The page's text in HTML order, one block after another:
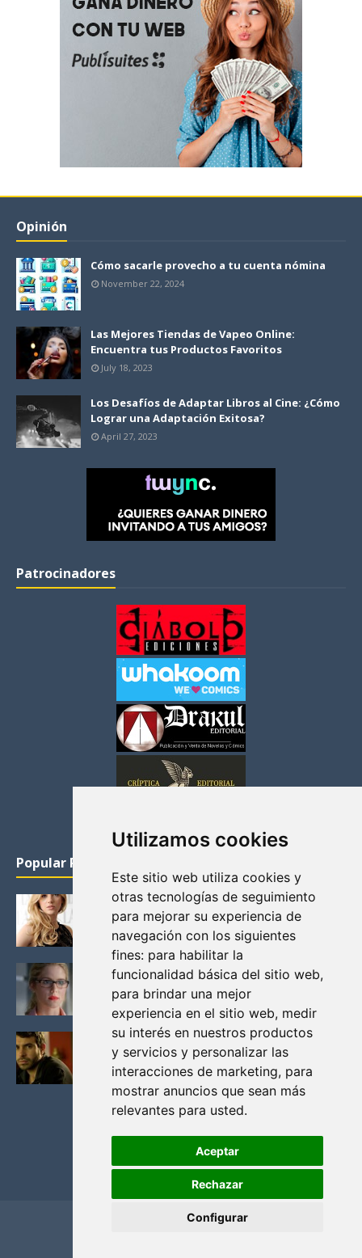
Utilizamos cookies
Este sitio web utiliza cookies y
otras tecnologías de seguimiento
para mejorar su experiencia de
navegación con los siguientes
fines: para habilitar la
funcionalidad básica del sitio web,
para brindar una mejor
experiencia en el sitio web, medir
su interés en nuestros productos
y servicios y personalizar las
interacciones de marketing, para
mostrar anuncios que sean más
relevantes para usted.
Aceptar
Rechazar
Configurar
Opinión
Cómo sacarle provecho a tu cuenta nómina
November 22, 2024
Las Mejores Tiendas de Vapeo Online:
Encuentra tus Productos Favoritos
July 18, 2023
Los Desafíos de Adaptar Libros al Cine: ¿Cómo
Lograr una Adaptación Exitosa?
April 27, 2023
Patrocinadores
Popular Posts
KATHERYN WINNICK: LA ACTRIZ MAS GUAPA DE
VIKINGOS
Junio 14, 2013
FELICITY (EMILY BETT RICKARDS), LAS FOTOS
MAS BONITAS DE LA ALIADA DE ARROW
Noviembre 30, 2013
BLACK MIRROR: TODA TU HISTORIA. EPISODIO 3.
LA CRITICA
Mayo 17, 2012
Privacidad y cookies
Contacto